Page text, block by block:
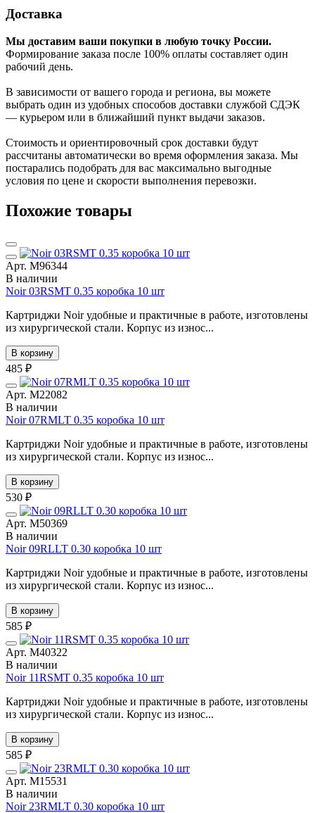
Доставка
Мы доставим ваши покупки в любую точку России.
Формирование заказа после 100% оплаты составляет один
рабочий день.
В зависимости от вашего города и региона, вы можете
выбрать один из удобных способов доставки службой СДЭК
— курьером или в ближайший пункт выдачи заказов.
Стоимость и ориентировочный срок доставки будут
рассчитаны автоматически во время оформления заказа. Мы
постарались подобрать для вас максимально выгодные
условия по цене и скорости выполнения перевозки.
Похожие товары
Арт. М96344
В наличии
Noir 03RSMT 0.35 коробка 10 шт
Картриджи Noir удобные и практичные в работе, изготовлены
из хирургической стали. Корпус из износ...
В корзину
485 ₽
Арт. М22082
В наличии
Noir 07RMLT 0.35 коробка 10 шт
Картриджи Noir удобные и практичные в работе, изготовлены
из хирургической стали. Корпус из износ...
В корзину
530 ₽
Арт. М50369
В наличии
Noir 09RLLT 0.30 коробка 10 шт
Картриджи Noir удобные и практичные в работе, изготовлены
из хирургической стали. Корпус из износ...
В корзину
585 ₽
Арт. М40322
В наличии
Noir 11RSMT 0.35 коробка 10 шт
Картриджи Noir удобные и практичные в работе, изготовлены
из хирургической стали. Корпус из износ...
В корзину
585 ₽
Арт. М15531
В наличии
Noir 23RMLT 0.30 коробка 10 шт